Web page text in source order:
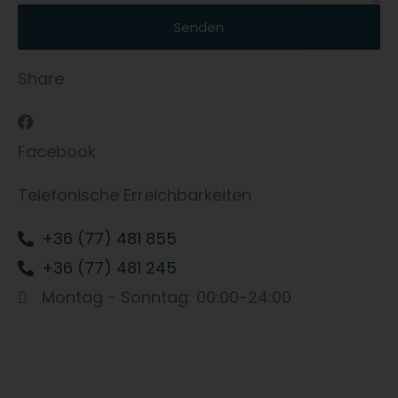
Senden
Share
Facebook
Telefonische Erreichbarkeiten
+36 (77) 481 855
+36 (77) 481 245
Montag - Sonntag: 00:00-24:00